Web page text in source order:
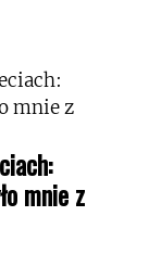
mnie z